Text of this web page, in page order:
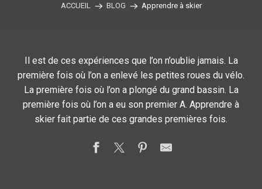
ACCUEIL BLOG Apprendre à skier
Il est de ces expériences que l’on n’oublie jamais. La
première fois où l’on a enlevé les petites roues du vélo.
La première fois où l’on a plongé du grand bassin. La
première fois où l’on a eu son premier A. Apprendre à
skier fait partie de ces grandes premières fois.